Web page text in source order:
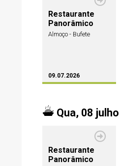
Restaurante
Panorâmico
Almoço - Bufete
09.07.2026
Qua, 08 julho
Restaurante
Panorâmico